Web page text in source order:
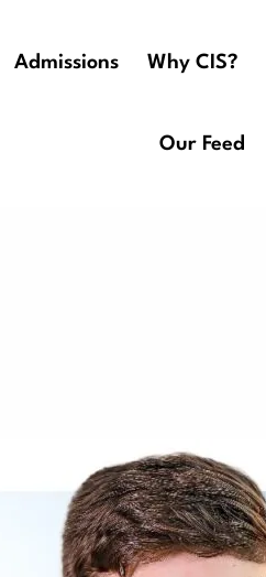
Admissions Why CIS?
Our Feed